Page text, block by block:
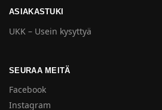
ASIAKASTUKI
UKK – Usein kysyttyä
SEURAA MEITÄ
Facebook
Instagram